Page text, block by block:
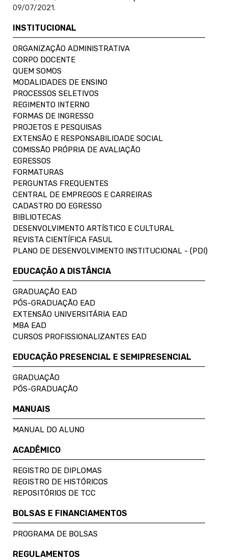
09/07/2021.
INSTITUCIONAL
ORGANIZAÇÃO ADMINISTRATIVA
CORPO DOCENTE
QUEM SOMOS
MODALIDADES DE ENSINO
PROCESSOS SELETIVOS
REGIMENTO INTERNO
FORMAS DE INGRESSO
PROJETOS E PESQUISAS
EXTENSÃO E RESPONSABILIDADE SOCIAL
COMISSÃO PRÓPRIA DE AVALIAÇÃO
EGRESSOS
FORMATURAS
PERGUNTAS FREQUENTES
CENTRAL DE EMPREGOS E CARREIRAS
CADASTRO DO EGRESSO
BIBLIOTECAS
DESENVOLVIMENTO ARTÍSTICO E CULTURAL
REVISTA CIENTÍFICA FASUL
PLANO DE DESENVOLVIMENTO INSTITUCIONAL - (PDI)
EDUCAÇÃO A DISTÂNCIA
GRADUAÇÃO EAD
PÓS-GRADUAÇÃO EAD
EXTENSÃO UNIVERSITÁRIA EAD
MBA EAD
CURSOS PROFISSIONALIZANTES EAD
EDUCAÇÃO PRESENCIAL E SEMIPRESENCIAL
GRADUAÇÃO
PÓS-GRADUAÇÃO
MANUAIS
MANUAL DO ALUNO
ACADÊMICO
REGISTRO DE DIPLOMAS
REGISTRO DE HISTÓRICOS
REPOSITÓRIOS DE TCC
BOLSAS E FINANCIAMENTOS
PROGRAMA DE BOLSAS
REGULAMENTOS